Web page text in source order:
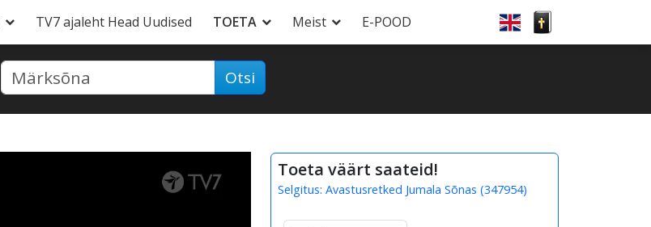
TV7 ajaleht Head Uudised TOETA Meist E-POOD
Otsi
Toeta väärt saateid!
Selgitus: Avastusretked Jumala Sõnas (347954)